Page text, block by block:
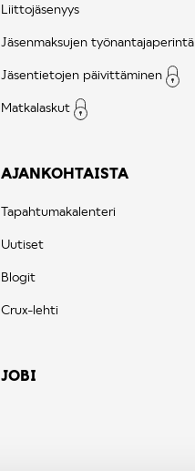
Liittojäsenyys
Jäsenmaksujen työnantajaperintä
Jäsentietojen päivittäminen
Matkalaskut
AJANKOHTAISTA
Tapahtumakalenteri
Uutiset
Blogit
Crux-lehti
JOBI